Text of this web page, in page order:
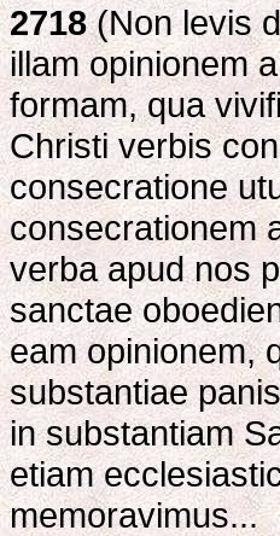
2718(Non levis
illam opinionem
formam, qua
Christi verbis
consecratione
consecrationem
verba apud nos
sanctae
eam opinionem,
substantiae
in substantiam
etiam
memoravimus...